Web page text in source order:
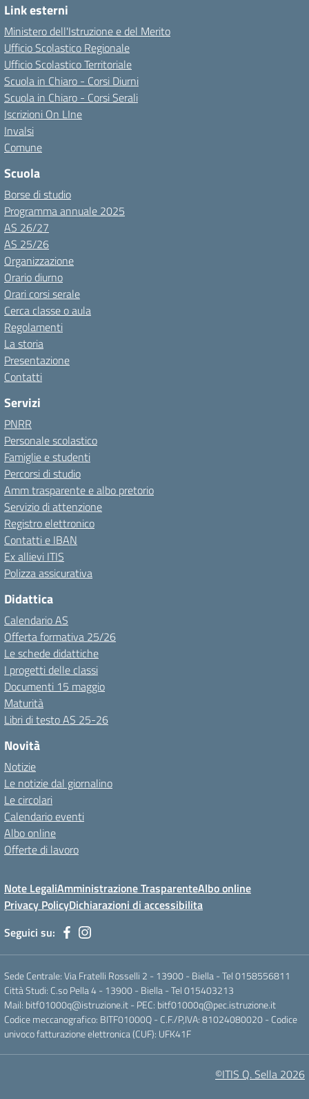
Link esterni
Ministero dell'Istruzione e del Merito
Ufficio Scolastico Regionale
Ufficio Scolastico Territoriale
Scuola in Chiaro - Corsi Diurni
Scuola in Chiaro - Corsi Serali
Iscrizioni On LIne
Invalsi
Comune
Scuola
Borse di studio
Programma annuale 2025
AS 26/27
AS 25/26
Organizzazione
Orario diurno
Orari corsi serale
Cerca classe o aula
Regolamenti
La storia
Presentazione
Contatti
Servizi
PNRR
Personale scolastico
Famiglie e studenti
Percorsi di studio
Amm trasparente e albo pretorio
Servizio di attenzione
Registro elettronico
Contatti e IBAN
Ex allievi ITIS
Polizza assicurativa
Didattica
Calendario AS
Offerta formativa 25/26
Le schede didattiche
I progetti delle classi
Documenti 15 maggio
Maturità
Libri di testo AS 25-26
Novità
Notizie
Le notizie dal giornalino
Le circolari
Calendario eventi
Albo online
Offerte di lavoro
Note LegaliAmministrazione TrasparenteAlbo online
Privacy PolicyDichiarazioni di accessibilita
Seguici su:
Sede Centrale: Via Fratelli Rosselli 2 - 13900 - Biella - Tel 0158556811
Città Studi: C.so Pella 4 - 13900 - Biella - Tel 015403213
Mail: bitf01000q@istruzione.it- PEC: bitf01000q@pec.istruzione.it
Codice meccanografico: BITF01000Q - C.F./P,IVA: 81024080020 - Codice
univoco fatturazione elettronica (CUF): UFK41F
©ITIS Q. Sella 2026